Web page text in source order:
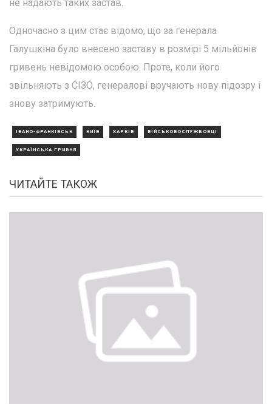
не надають таких застав.
Одночасно з цим стає відомо, що за генерала
Галушкіна було внесено заставу в розмірі 5 мільйонів
гривень невідомою особою. Проте, коли його
звільняють з СІЗО, генералові вручають нову підозру і
знову затримують.
ІВАНО-ФРАНКІВСЬК КИЇВ ХАРКІВ ВІЙСЬКОВОСЛУЖБОВЦІ
УКРАЇНСЬКА ГРИВНЯ
ЧИТАЙТЕ ТАКОЖ